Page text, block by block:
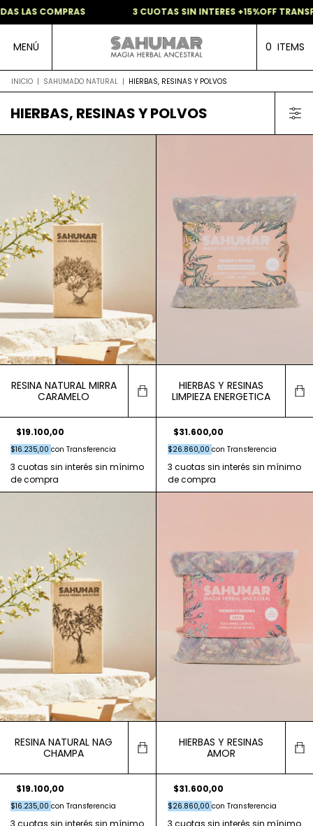
LAS COMPRAS 3 CUOTAS SIN INTERES +15%OFF
MENÚ 0 ITEMS
INICIO | SAHUMADO NATURAL | HIERBAS, RESINAS Y POLVOS
HIERBAS, RESINAS Y POLVOS
RESINA NATURAL MIRRA
CARAMELO
$19.100,00
$16.235,00 con Transferencia
HIERBAS Y RESINAS
LIMPIEZA ENERGETICA
$31.600,00
$26.860,00 con Transferencia
RESINA NATURAL NAG
CHAMPA
$19.100,00
$16.235,00 con Transferencia
HIERBAS Y RESINAS
AMOR
$31.600,00
$26.860,00 con Transferencia